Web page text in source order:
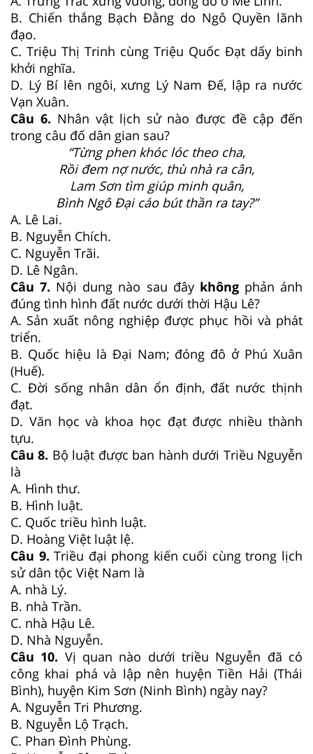
B. Chiến thắng Bạch Đằng do Ngô Quyền lãnh
đạo.
C. Triệu Thị Trinh cùng Triệu Quốc Đạt dấy binh
khởi nghĩa.
D. Lý Bí lên ngôi, xưng Lý Nam Đế, lập ra nước
Vạn Xuân.
Câu 6. Nhân vật lịch sử nào được đề cập đến
trong câu đố dân gian sau?
“Từng phen khóc lóc theo cha,
Rồi đem nợ nước, thù nhà ra cân,
Lam Sơn tìm giúp minh quân,
Bình Ngô Đại cáo bút thần ra tay?”
A. Lê Lai.
B. Nguyễn Chích.
C. Nguyễn Trãi.
D. Lê Ngân.
Câu 7. Nội dung nào sau đây không phản ánh
đúng tình hình đất nước dưới thời Hậu Lê?
A. Sản xuất nông nghiệp được phục hồi và phát
triển.
B. Quốc hiệu là Đại Nam; đóng đô ở Phú Xuân
(Huế).
C. Đời sống nhân dân ổn định, đất nước thịnh
đạt.
D. Văn học và khoa học đạt được nhiều thành
tựu.
Câu 8. Bộ luật được ban hành dưới Triều Nguyễn
là
A. Hình thư.
B. Hình luật.
C. Quốc triều hình luật.
D. Hoàng Việt luật lệ.
Câu 9.Triều đại phong kiến cuối cùng trong lịch
sử dân tộc Việt Nam là
A. nhà Lý.
B. nhà Trần.
C. nhà Hậu Lê.
D. Nhà Nguyễn.
Câu 10. Vị quan nào dưới triều Nguyễn đã có
công khai phá và lập nên huyện Tiền Hải (Thái
Bình), huyện Kim Sơn (Ninh Bình) ngày nay?
A. Nguyễn Tri Phương.
B. Nguyễn Lộ Trạch.
C. Phan Đình Phùng.